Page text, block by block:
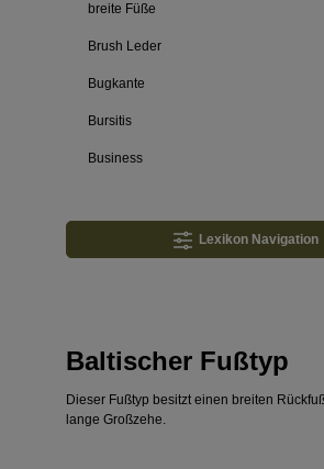
breite Füße
Brush Leder
Bugkante
Bursitis
Business
Lexikon Navigation
Baltischer Fußtyp
Dieser Fußtyp besitzt einen breiten
lange Großzehe.